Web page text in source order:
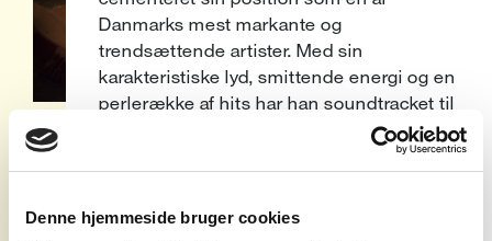
Denne hjemmeside bruger cookies
Danmarks mest markante og
trendsættende artister. Med sin
karakteristiske lyd, smittende energi og en
perlerække af hits har han soundtracket til
sommerhittet "For mig selv" ft. Jimilian,
playlister.